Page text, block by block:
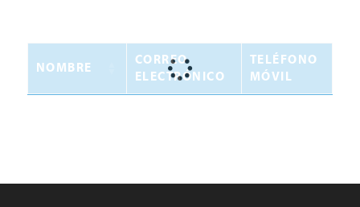
NOMBRE
CORREO
ELECTRÓNICO
TELÉFONO
MÓVIL